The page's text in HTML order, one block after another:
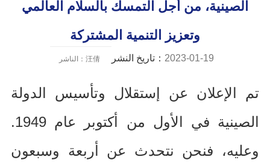
الصينية، من أجل التمسك بالسلام العالمي
وتعزيز التنمية المشتركة
الناشر：汪倩 تاريخ النشر： 2023-01-19
تم الإعلان عن إستقلال وتأسيس الدولة
الصينية في الأول من أكتوبر عام 1949.
وعليه، فنحن نتحدث عن أربعة وسبعون